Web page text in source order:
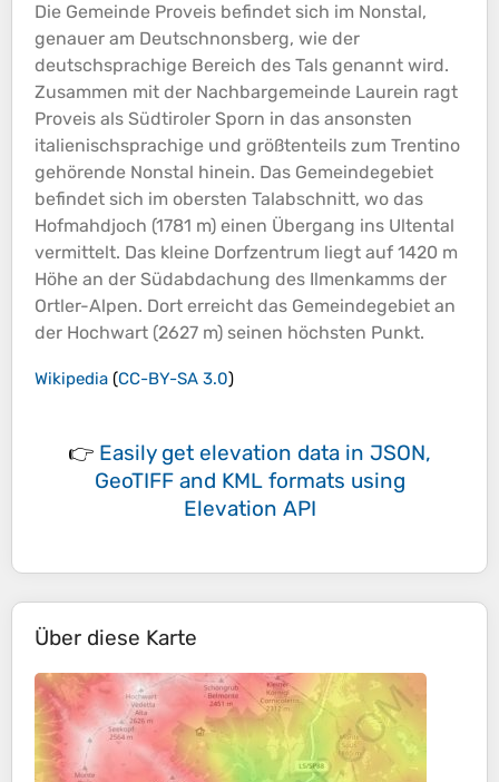
Die Gemeinde Proveis befindet sich im Nonstal,
genauer am Deutschnonsberg, wie der
deutschsprachige Bereich des Tals genannt wird.
Zusammen mit der Nachbargemeinde Laurein ragt
Proveis als Südtiroler Sporn in das ansonsten
italienischsprachige und größtenteils zum Trentino
gehörende Nonstal hinein. Das Gemeindegebiet
befindet sich im obersten Talabschnitt, wo das
Hofmahdjoch (1781 m) einen Übergang ins Ultental
vermittelt. Das kleine Dorfzentrum liegt auf 1420 m
Höhe an der Südabdachung des Ilmenkamms der
Ortler-Alpen. Dort erreicht das Gemeindegebiet an
der Hochwart (2627 m) seinen höchsten Punkt.
Wikipedia (CC-BY-SA 3.0)
👉 Easily get elevation data in JSON,
GeoTIFF and KML formats using
Elevation API
Über diese Karte